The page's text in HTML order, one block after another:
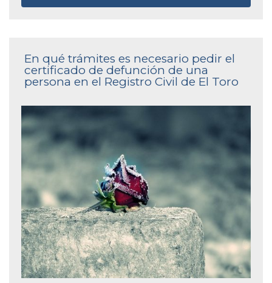
En qué trámites es necesario pedir el
certificado de defunción de una
persona en el Registro Civil de El Toro